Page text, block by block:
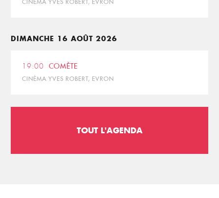
CINÉMA YVES ROBERT, EVRON
DIMANCHE 16 AOÛT 2026
19:00 COMÈTE
CINÉMA YVES ROBERT, EVRON
TOUT L'AGENDA